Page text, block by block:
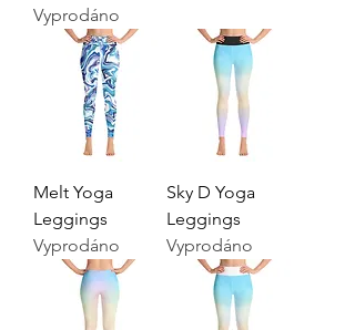
Vyprodáno
Melt Yoga
Leggings
Vyprodáno
Sky D Yoga
Leggings
Vyprodáno